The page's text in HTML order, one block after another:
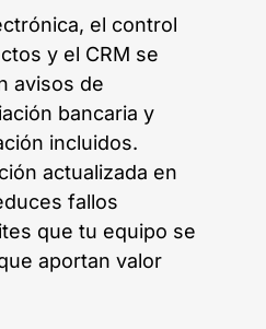
el control
y el CRM se
avisos de
bancaria y
incluidos.
actualizada en
fallos
que tu equipo se
aportan valor